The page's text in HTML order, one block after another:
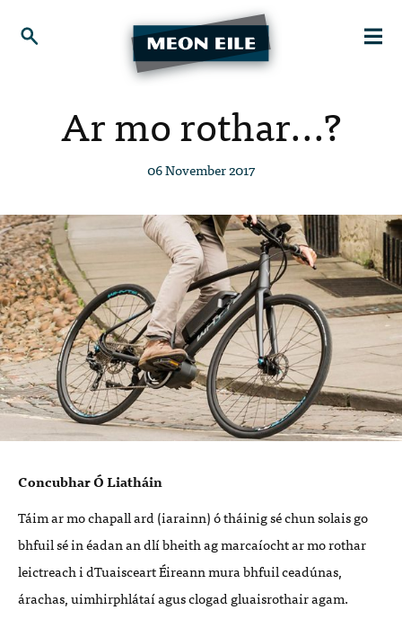
Ar mo rothar...?
06 November 2017
Concubhar Ó Liatháin
Táim ar mo chapall ard (iarainn) ó tháinig sé chun solais go
bhfuil sé in éadan an dlí bheith ag marcaíocht ar mo rothar
leictreach i dTuaisceart Éireann mura bhfuil ceadúnas,
árachas, uimhirphlátaí agus clogad gluaisrothair agam.